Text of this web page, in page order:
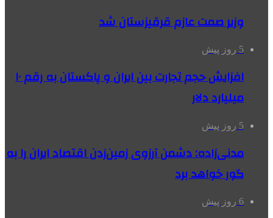
وزیر صمت عازم قرقیزستان شد
5 روز پیش
افزایش حجم تجارت بین ایران و پاکستان به رقم ۱۰
میلیارد دلار
5 روز پیش
مدنی‌زاده: دشمن آرزوی زمین‌زدن اقتصاد ایران را به
گور خواهد برد
6 روز پیش